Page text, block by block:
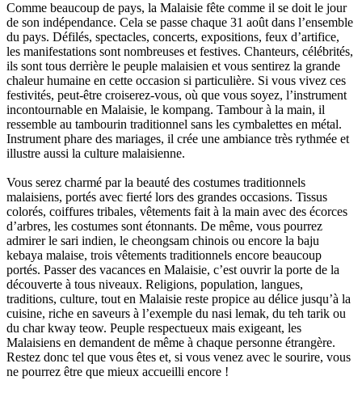
Comme beaucoup de pays, la Malaisie fête comme il se doit le jour
de son indépendance. Cela se passe chaque 31 août dans l’ensemble
du pays. Défilés, spectacles, concerts, expositions, feux d’artifice,
les manifestations sont nombreuses et festives. Chanteurs, célébrités,
ils sont tous derrière le peuple malaisien et vous sentirez la grande
chaleur humaine en cette occasion si particulière. Si vous vivez ces
festivités, peut-être croiserez-vous, où que vous soyez, l’instrument
incontournable en Malaisie, le kompang. Tambour à la main, il
ressemble au tambourin traditionnel sans les cymbalettes en métal.
Instrument phare des mariages, il crée une ambiance très rythmée et
illustre aussi la culture malaisienne.
Vous serez charmé par la beauté des costumes traditionnels
malaisiens, portés avec fierté lors des grandes occasions. Tissus
colorés, coiffures tribales, vêtements fait à la main avec des écorces
d’arbres, les costumes sont étonnants. De même, vous pourrez
admirer le sari indien, le cheongsam chinois ou encore la baju
kebaya malaise, trois vêtements traditionnels encore beaucoup
portés. Passer des vacances en Malaisie, c’est ouvrir la porte de la
découverte à tous niveaux. Religions, population, langues,
traditions, culture, tout en Malaisie reste propice au délice jusqu’à la
cuisine, riche en saveurs à l’exemple du nasi lemak, du teh tarik ou
du char kway teow. Peuple respectueux mais exigeant, les
Malaisiens en demandent de même à chaque personne étrangère.
Restez donc tel que vous êtes et, si vous venez avec le sourire, vous
ne pourrez être que mieux accueilli encore !